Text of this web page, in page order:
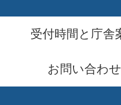
受付時間と庁舎
お問い合わせ